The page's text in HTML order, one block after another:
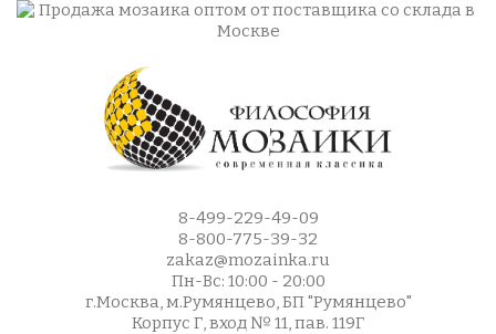
8-499-229-49-09
8-800-775-39-32
zakaz@mozainka.ru
Пн-Вс: 10:00 - 20:00
г.Москва, м.Румянцево, БП "Румянцево"
Корпус Г, вход № 11, пав. 119Г